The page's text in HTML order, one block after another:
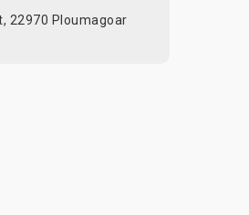
22970 Ploumagoar